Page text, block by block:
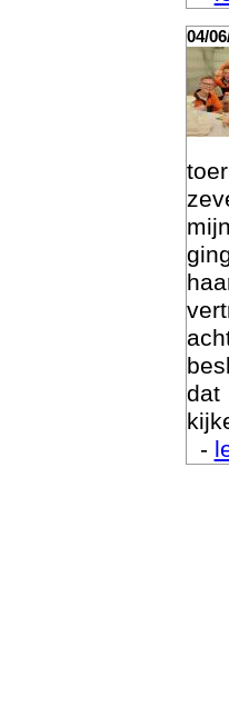
04/
-